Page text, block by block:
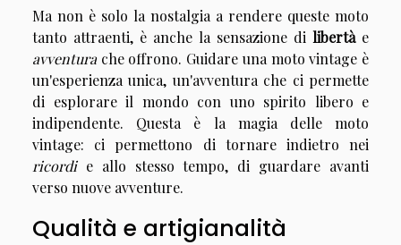
Ma non è solo la nostalgia a rendere queste moto
tanto attraenti, è anche la sensazione di libertàe
avventura che offrono. Guidare una moto vintage è
un'esperienza unica, un'avventura che ci permette
di esplorare il mondo con uno spirito libero e
indipendente. Questa è la magia delle moto
vintage: ci permettono di tornare indietro nei
ricordie allo stesso tempo, di guardare avanti
verso nuove avventure.
Qualità e artigianalità